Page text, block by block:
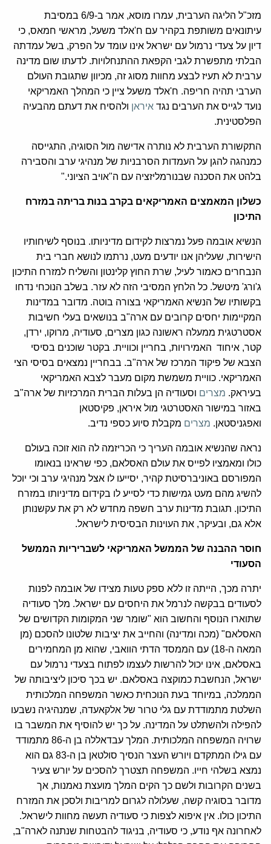
מזכ"ל הליגה הערבית, עמרו מוסא, אמר ב-6/9 במסיבת
עיתונאים משותפת בקהיר עם ח'אלד משעל, מראשי חמאס, כי
דיון על צעדי נרמול עם ישראל אינו עומד על הפרק, בשל עמדתה
הבלתי מתפשרת לגבי הקפאת ההתנחלויות. לדעתו שום מדינה
ערבית לא תעיז לבצע מחוות מסוג זה, מכיוון שתגובת העולם
הערבי תהיה חריפה. ח'אלד משעל ציין כי המהלך האמריקאי
נועד לגייס את הערבים נגד איראן ולהסיח את דעתם מהבעיה
הפלסטינית.
התקשורת הערבית לא נותרה אדישה מול הסוגיה, התגייסה
כמנהגה להגן על העמדות הסרבניות של מנהיגי ערב והסבירה
בלהט את הסכנה שבנורמליזציה עם ה"אויב הציוני."
כשלון המאמצים האמריקאים בקרב בנות בריתה במזרח
התיכון
הנשיא אובמה פעל נמרצות לקידום מדיניותו. בנוסף לשיחותיו
הישירות, שעליהן אנו יודעים מעט, נרתמו לנושא חברי בית
הנבחרים כאמור לעיל, שרת החוץ קלינטון והשליח למזרח התיכון
ג'ורג' מיטשל. כל הלחץ המסיבי הזה לא עזר. בשלב הנוכחי נדחו
בקשותיו של הנשיא האמריקאי בצורה בוטה. מדובר במדינות
המקיימות יחסים קרובים עם ארה"ב בנושאים בעלי חשיבות
אסטרטגית ממעלה ראשונה כגון מצרים, סעודיה, מרוקו, ירדן,
קטר, איחוד האמירויות, בחריין וכוויית. בקטר שוכנים בסיסי
הצבא של פיקוד המרכז של ארה"ב. בבחריין נמצאים בסיסי הצי
האמריקאי. כוויית משמשת מקום מעבר לצבא האמריקאי
בעיראק. מצרים וסעודיה הן בעלות הברית המרכזיות של ארה"ב
באזור במישור האסטרטגי מול איראן, פקיסטאן
ואפגניסטאן. מצרים מקבלת סיוע כספי נדיב.
נראה שהנשיא אובמה העריך כי הכריזמה לה הוא זוכה בעולם
כולו ומאמציו לפייס את עולם האסלאם, כפי שראינו בנאומו
המפורסם באוניברסיטת קהיר, יסייעו לו אצל מנהיגי ערב וכי יוכל
להשיג מהם מעט גמישות כדי לסייע לו בקידום מדיניותו במזרח
התיכון. תגובת מדינות ערב חשפה מחדש לא רק את עקשנותן
אלא גם, ובעיקר, את העוינות הבסיסית לישראל.
חוסר ההבנה של הממשל האמריקאי לשבריריות הממשל
הסעודי
יתרה מכך, הייתה זו ללא ספק טעות מצידו של אובמה לפנות
לסעודים בבקשה לנרמל את היחסים עם ישראל. מלך סעודיה
שתוארו הנוסף והחשוב הוא "שומר שני המקומות הקדושים של
האסלאם" (מכה ומדינה) והחייב את יציבות שלטונו להסכם (מן
המאה ה-18) עם הממסד הדתי הוואבי, שהוא מן המחמירים
באסלאם, אינו יכול להרשות לעצמו לפתוח בצעדי נרמול עם
ישראל, הנחשבת כמוקצה באסלאם. יש בכך סיכון ליציבותה של
הממלכה, במיוחד בעת הנוכחית כאשר המשפחה המלכותית
השלטת מתמודדת עם גלי טרור של אלקאעדה, שמנהיגיה נשבעו
להפילה ולהשתלט על המדינה. על כך יש להוסיף את המשבר בו
שרויה המשפחה המלכותית. המלך עבדאללה בן ה-86 מתמודד
עם גילו המתקדם ויורש העצר הנסיך סולטאן בן ה-83 גם הוא
נמצא בשלהי חייו. המשפחה תצטרך להסכים על יורש צעיר
בשנים הקרובות ולשם כך הקים המלך מועצת נאמנות, אך
מדובר בסוגיה קשה, שעלולה לגרום למריבות ולסכן את המזרח
התיכון כולו. אין איפוא לצפות כי סעודיה תעשה מחוות לישראל.
לאחרונה אף נודע, כי סעודיה, בניגוד להבטחות שנתנה לארה"ב,